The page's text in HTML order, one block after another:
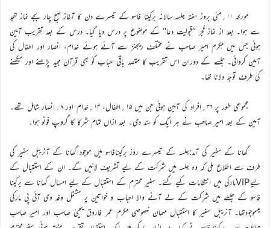
مورخہ ۱۱؍مئی بروز ہفتہ جلسہ سالانہ برکینا فاسو کے تیسرے دن کا آغاز صبح چار بجے نماز تہجد
سے ہوا۔ بعد از نماز فجر ’’قبولیت دعا‘‘ کے موضوع پر درس دیا گیا۔ درس کے بعد تقریب آمین
ہوئی جس میں مکرم امیر صاحب نے مختلف ریجنز سے آئے ہوئے خدام، انصار اور اطفال کی
آمین کروائی۔ جلسے کے دوران اس تقریب کا مقصد باقی احباب کو بھی قرآن مجید پڑھنے اور سیکھنے
کی طرف توجہ دلانا تھا۔
مجموعی طور پر ۳۶؍افراد کی آمین ہوئی جن میں ۱۵؍اطفال، ۱۴؍خدام اور ۸؍انصار شامل تھے۔
آمین کے بعد امیر صاحب نے ہر ایک کو سند دی۔ بعد ازاں تمام شرکا کا گروپ فوٹو ہوا۔
گھانا کے سفیر کی آمد:جلسہ کے تیسرے روز برکینافاسو میں موجود گھانا کے آنریبل سفیر کی
طرف سے اطلاع ملی کہ وہ جلسہ میں شرکت کے لیے تشریف لائیں گے۔ ان کے استقبال کے
لیےVIPمارکی میں انتظامات کیے گئے۔ سفیر محترم کے استقبال کے لیے امسال گھانا سے برکینا
فاسو کے جلسے میں شرکت کے لے آنے والا احباب و خواتین پر مشتمل وفد وی آئی پی مارکی
میںموجودتھا۔ آنریبل سفیر کا استقبال مہمان خصوصی مکرم عمر فاروق یحییٰ صاحب اور امیر صاحب